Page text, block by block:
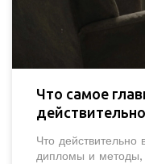
Что самое
Что
дипломы и